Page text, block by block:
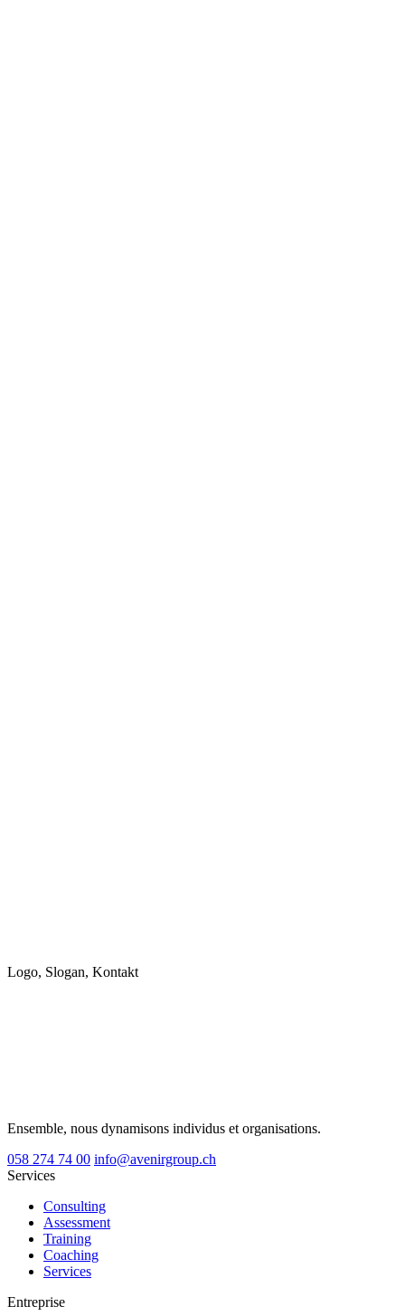
Logo, Slogan, Kontakt
Ensemble, nous dynamisons individus et organisations.
058 274 74 00 info@avenirgroup.ch
Services
Consulting
Assessment
Training
Coaching
Services
Entreprise